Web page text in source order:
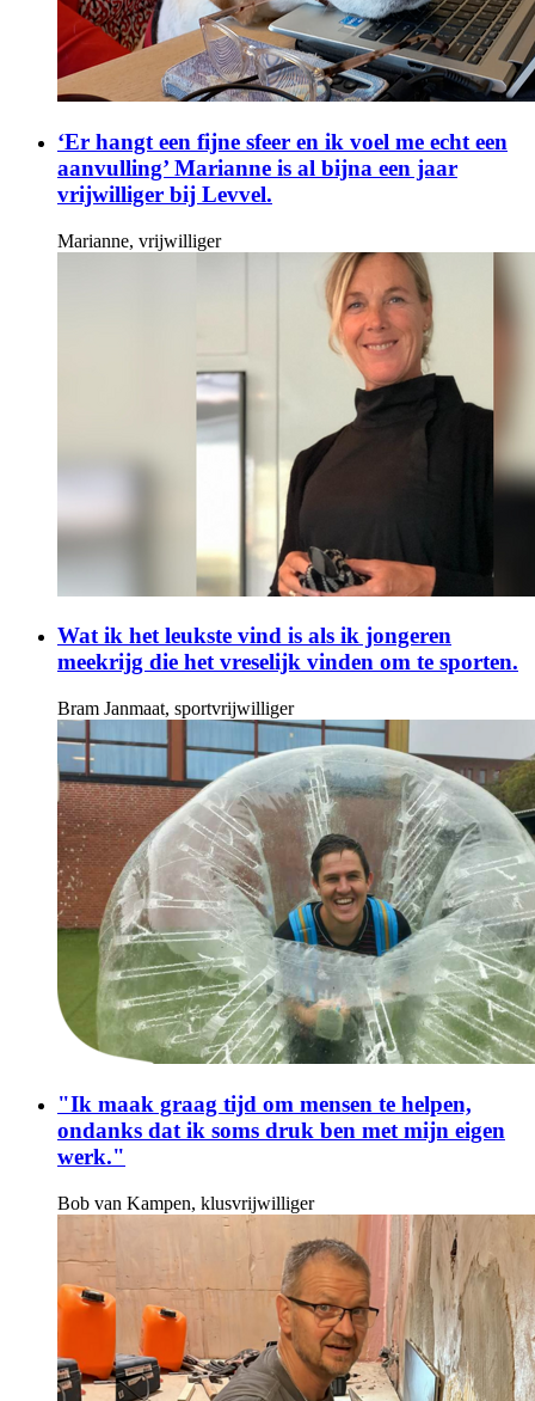
‘Er hangt een fijne sfeer en ik voel me echt een
aanvulling’ Marianne is al bijna een jaar
vrijwilliger bij Levvel.
Marianne, vrijwilliger
Wat ik het leukste vind is als ik jongeren
meekrijg die het vreselijk vinden om te sporten.
Bram Janmaat, sportvrijwilliger
"Ik maak graag tijd om mensen te helpen,
ondanks dat ik soms druk ben met mijn eigen
werk."
Bob van Kampen, klusvrijwilliger